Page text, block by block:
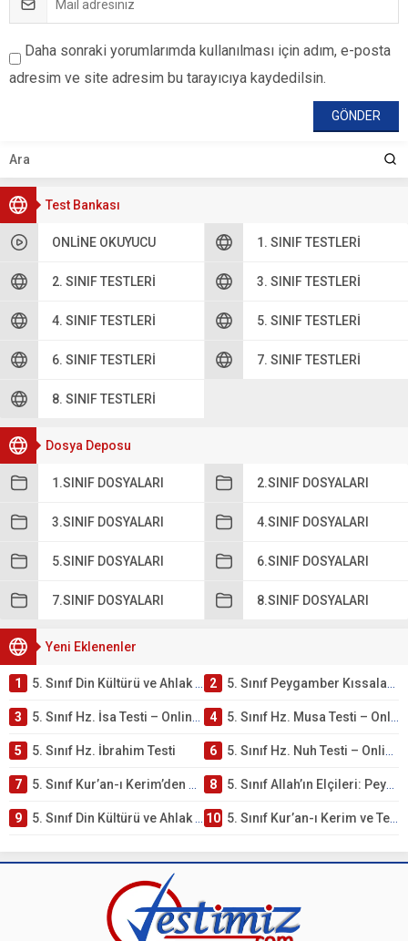
Test Bankası
ONLINE OKUYUCU 1. SINIF TESTLERI
2. SINIF TESTLERI 3. SINIF TESTLERI
4. SINIF TESTLERI 5. SINIF TESTLERI
6. SINIF TESTLERI 7. SINIF TESTLERI
8. SINIF TESTLERI
Dosya Deposu
1.SINIF DOSYALARI 2.SINIF DOSYALARI
3.SINIF DOSYALARI 4.SINIF DOSYALARI
5.SINIF DOSYALARI 6.SINIF DOSYALARI
7.SINIF DOSYALARI 8.SINIF DOSYALARI
Yeni Eklenenler
1 5. Sınıf Din Kültürü ve Ahlak Bilgisi 4. Ünite: Peygamber Kıssaları Çalışmaları 2 5. Sınıf Peygamber Kıssaları Ünite Testi – Online Çöz
3 5. Sınıf Hz. İsa Testi – Online Çöz 4 5. Sınıf Hz. Musa Testi – Online Çöz
5 5. Sınıf Hz. İbrahim Testi 6 5. Sınıf Hz. Nuh Testi – Online Çöz
7 5. Sınıf Kur’an-ı Kerim’den Öğütler – Peygamber Kıssaları Testi – Online Çöz 8 5. Sınıf Allah’ın Elçileri: Peygamberler Testi – Online Çöz
9 5. Sınıf Din Kültürü ve Ahlak Bilgisi 3. Ünite: Kur’an-ı Kerim Çalışmaları 10 5. Sınıf Kur’an-ı Kerim ve Temel Özellikleri Testi – Online Çöz
Daha sonraki yorumlarımda kullanılması için adım, e-posta
adresim ve site adresim bu tarayıcıya kaydedilsin.